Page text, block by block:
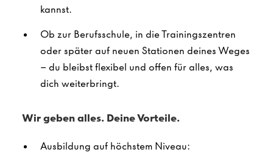
kannst.
Ob zur Berufsschule, in die Trainingszentren
oder später auf neuen Stationen deines Weges
– du bleibst flexibel und offen für alles, was
dich weiterbringt.
Wir geben alles. Deine Vorteile.
Ausbildung auf höchstem Niveau: